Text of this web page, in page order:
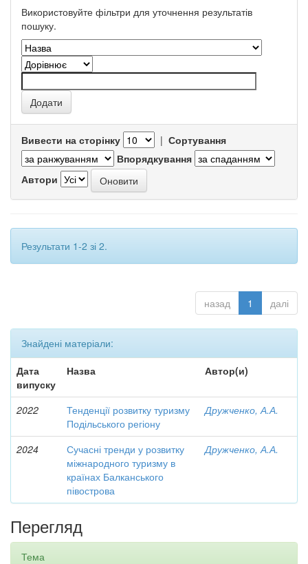
Використовуйте фільтри для уточнення результатів
пошуку.
Вивести на сторінку | Сортування
Впорядкування
Автори
Результати 1-2 зі 2.
назад 1 далі
Знайдені матеріали:
Дата
випуску
Назва Автор(и)
2022
Тенденції розвитку туризму
Подільського регіону
Дружченко, А.А.
2024
Сучасні тренди у розвитку
міжнародного туризму в
країнах Балканського
півострова
Дружченко, А.А.
Перегляд
Тема